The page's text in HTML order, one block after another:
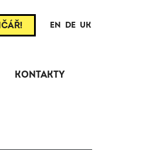
EN DE UK
KONTAKTY